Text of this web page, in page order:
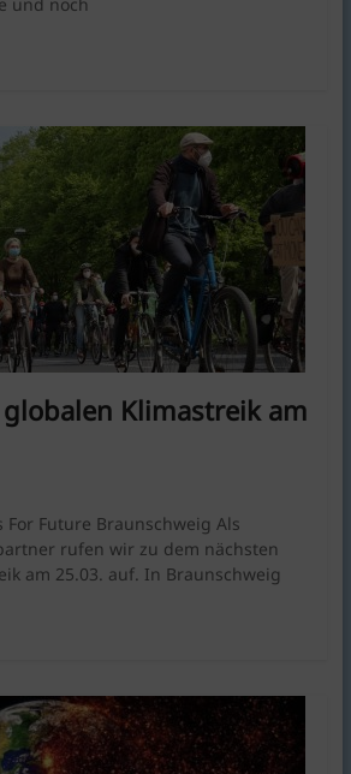
Klimastreik am
For Future Braunschweig Als
rufen wir zu dem nächsten
am 25.03. auf. In Braunschweig